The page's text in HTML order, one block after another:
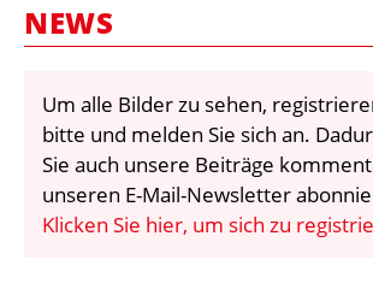
VIDEOS
BIBLIOTHEK
KRAN & BÜHNE
NEWS
Um alle Bilder zu sehen,
bitte und melden Sie sich an.
Sie auch unsere Beiträge
unseren E-Mail-Newsletter
Klicken Sie hier, um sich zu